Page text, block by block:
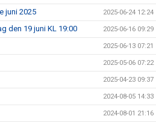
juni 2025 2025-06-24 12:24
den 19 juni KL 19:00 2025-06-16 09:29
2025-06-13 07:21
2025-05-06 07:22
2025-04-23 09:37
2024-08-05 14:33
2024-08-01 21:16